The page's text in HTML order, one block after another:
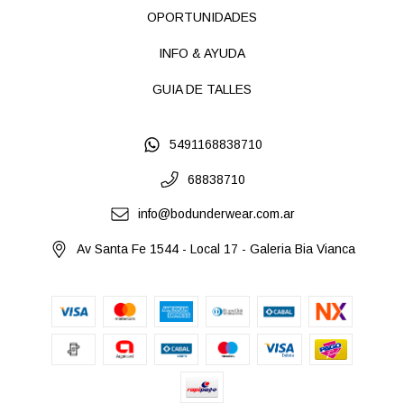
OPORTUNIDADES
INFO & AYUDA
GUIA DE TALLES
5491168838710
68838710
info@bodunderwear.com.ar
Av Santa Fe 1544 - Local 17 - Galeria Bia Vianca